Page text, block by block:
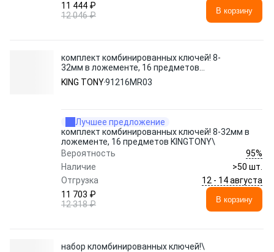
11 444 ₽
12 046 ₽
В корзину
комплект комбинированных ключей! 8-
32мм в ложементе, 16 предметов
KINGTONY\
KING TONY91216MR03
Лучшее предложение
комплект комбинированных ключей! 8-32мм в
ложементе, 16 предметов KINGTONY\
Вероятность
95%
Наличие
>50 шт.
Отгрузка
12 - 14 августа
11 703 ₽
12 318 ₽
В корзину
набор кломбинированных ключей!\